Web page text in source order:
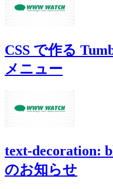
CSS で作る
メニュー
text-decoration:
のお知らせ